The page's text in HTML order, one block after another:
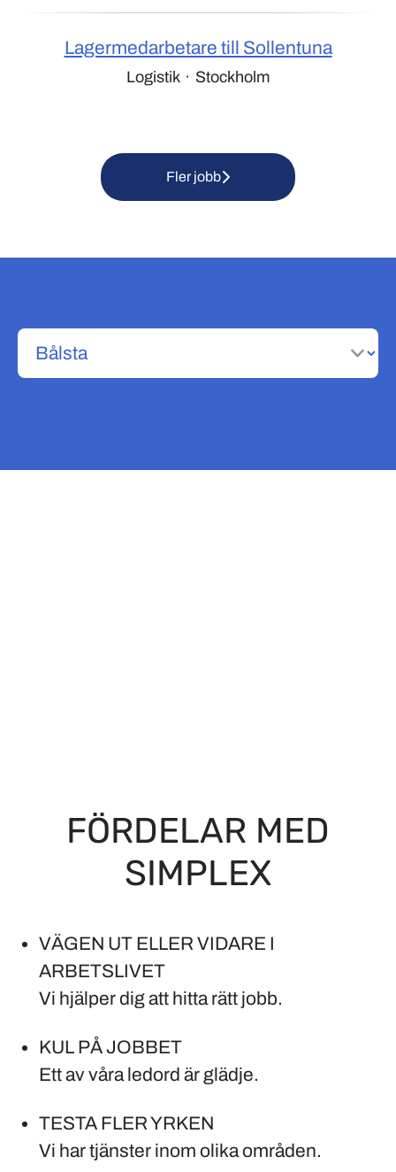
Lagermedarbetare till Sollentuna
Logistik · Stockholm
Fler jobb
FÖRDELAR MED
SIMPLEX
VÄGEN UT ELLER VIDARE I
ARBETSLIVET
Vi hjälper dig att hitta rätt jobb.
KUL PÅ JOBBET
Ett av våra ledord är glädje.
TESTA FLER YRKEN
Vi har tjänster inom olika områden.